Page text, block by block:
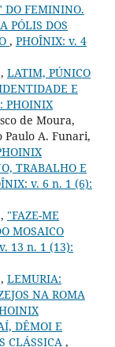
DO FEMININO.
PÓLIS DOS
, PHOÎNIX: v. 4
LATIM, PÚNICO
E
PHOINIX
de Moura,
A. Funari,
TRABALHO E
v. 6 n. 1 (6):
"FAZE-ME
MOSAICO
13 n. 1 (13):
LEMURIA:
NA ROMA
DÊMOI E
CLÁSSICA ,